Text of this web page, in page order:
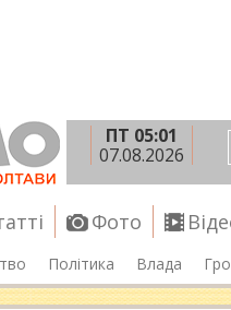
ПТ 05:01
07.08.2026
Фото
Політика Влада